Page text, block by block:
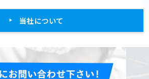
当社について